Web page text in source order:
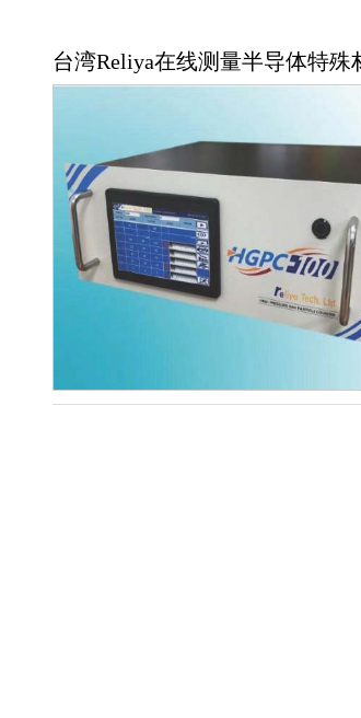
台湾Reliya在线测量半导体特殊